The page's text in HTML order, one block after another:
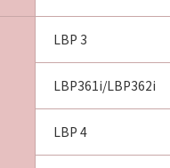
HEREOF. NO
REPRESENTATIVE
have any questions
subsidiary or
LBP 3
LBP361i/LBP362i
LBP 4